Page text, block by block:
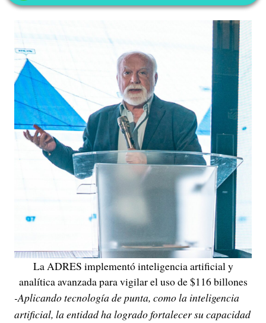
La ADRES implementó inteligencia artificial y
analítica avanzada para vigilar el uso de $116 billones
-Aplicando tecnología de punta, como la inteligencia
artificial, la entidad ha logrado fortalecer su capacidad